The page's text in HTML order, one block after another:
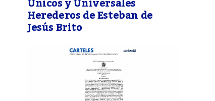
Herederos de Esteban de
Jesús Brito